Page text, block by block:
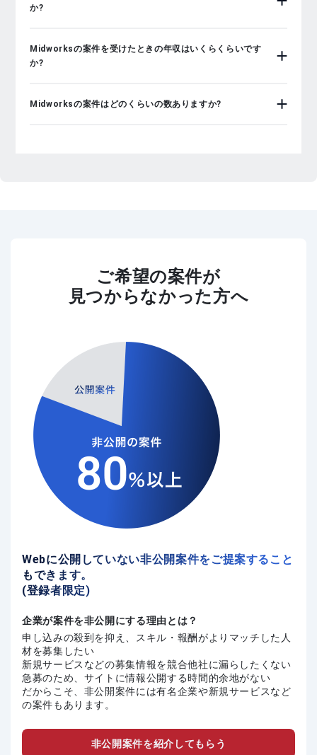
か?
Midworksの案件を受けたときの年収はいくらくらいです
か?
Midworksの案件はどのくらいの数ありますか?
ご希望の案件が
見つからなかった方へ
Webに公開していない非公開案件をご提案すること
もできます。
(登録者限定)
企業が案件を非公開にする理由とは？
申し込みの殺到を抑え、スキル・報酬がよりマッチした人
材を募集したい
新規サービスなどの募集情報を競合他社に漏らしたくない
急募のため、サイトに情報公開する時間的余地がない
だからこそ、非公開案件には有名企業や新規サービスなど
の案件もあります。
非公開案件を紹介してもらう